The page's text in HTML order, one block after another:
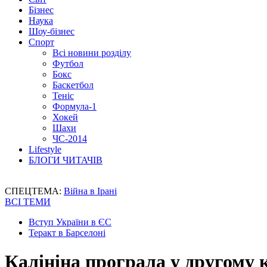
Бізнес
Наука
Шоу-бізнес
Спорт
Всі новини розділу
Футбол
Бокс
Баскетбол
Теніс
Формула-1
Хокей
Шахи
ЧС-2014
Lifestyle
БЛОГИ ЧИТАЧІВ
СПЕЦТЕМА: Війна в Ірані
ВСІ ТЕМИ
Вступ України в ЄС
Теракт в Барселоні
Калініна програла у другому